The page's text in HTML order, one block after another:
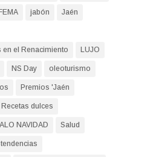
jabón Jaén
el Renacimiento LUJO
NS Day oleoturismo
Premios 'Jaén
Recetas dulces
NAVIDAD Salud
tendencias